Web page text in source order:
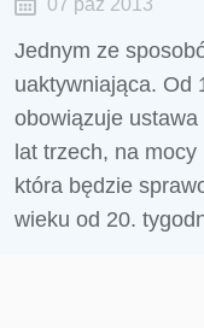
07 paź 2013
Jednym ze
uaktywniająca. Od
obowiązuje
lat trzech, na
która będzie
wieku od 20.